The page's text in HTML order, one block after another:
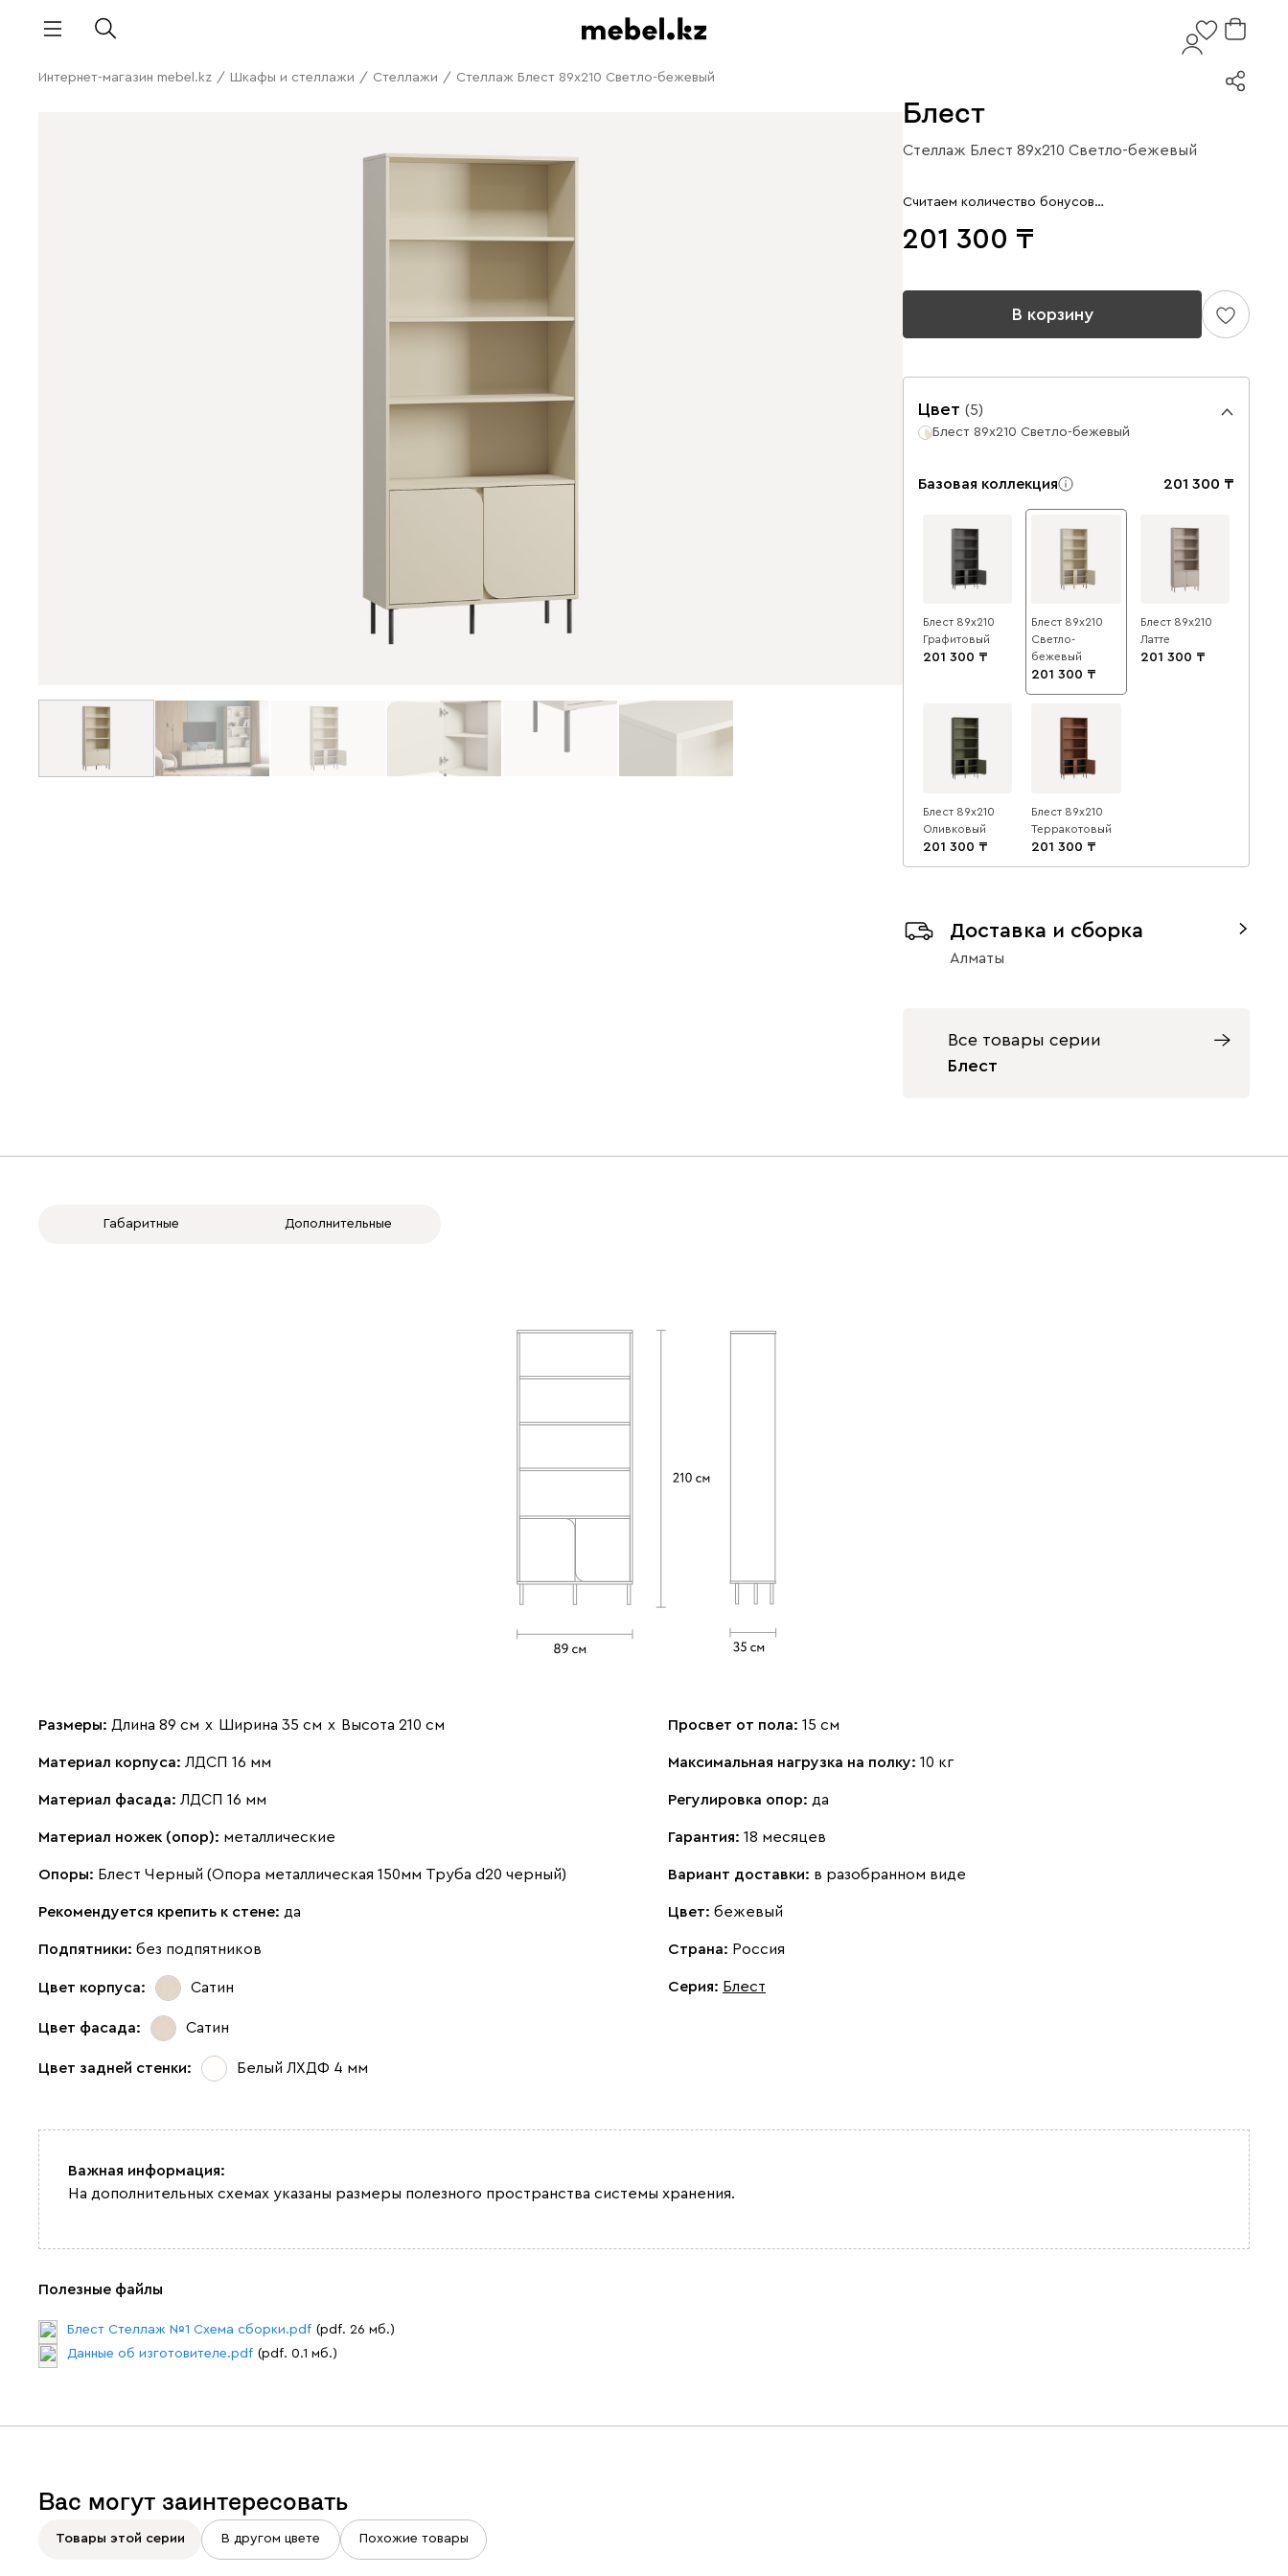
Интернет-магазин mebel.kz / Шкафы и стеллажи / Стеллажи / Стеллаж Блест 89x210 Светло-бежевый
Блест
Стеллаж Блест 89x210 Светло-бежевый
Считаем количество бонусов…
201 300
В корзину
Цвет (5)
Блест 89x210 Светло-бежевый
Базовая коллекция 201 300
Блест 89x210
Графитовый
201 300
Блест 89x210
Светло-
бежевый
201 300
Блест 89x210
Латте
201 300
Блест 89x210
Оливковый
201 300
Блест 89x210
Терракотовый
201 300
Доставка и сборка
Алматы
Все товары серии
Блест
Габаритные Дополнительные
Размеры: Длина 89 см х Ширина 35 см х Высота 210 см
Материал корпуса: ЛДСП 16 мм
Материал фасада: ЛДСП 16 мм
Материал ножек (опор): металлические
Опоры: Блест Черный (Опора металлическая 150мм Труба d20 черный)
Рекомендуется крепить к стене: да
Подпятники: без подпятников
Цвет корпуса: Сатин
Цвет фасада: Сатин
Цвет задней стенки: Белый ЛХДФ 4 мм
Просвет от пола: 15 см
Максимальная нагрузка на полку: 10 кг
Регулировка опор: да
Гарантия: 18 месяцев
Вариант доставки: в разобранном виде
Цвет: бежевый
Страна: Россия
Серия: Блест
Важная информация:
На дополнительных схемах указаны размеры полезного пространства системы хранения.
Полезные файлы
Блест Стеллаж №1 Схема сборки.pdf (pdf. 26 мб.)
Данные об изготовителе.pdf (pdf. 0.1 мб.)
Вас могут заинтересовать
Товары этой серии В другом цвете Похожие товары